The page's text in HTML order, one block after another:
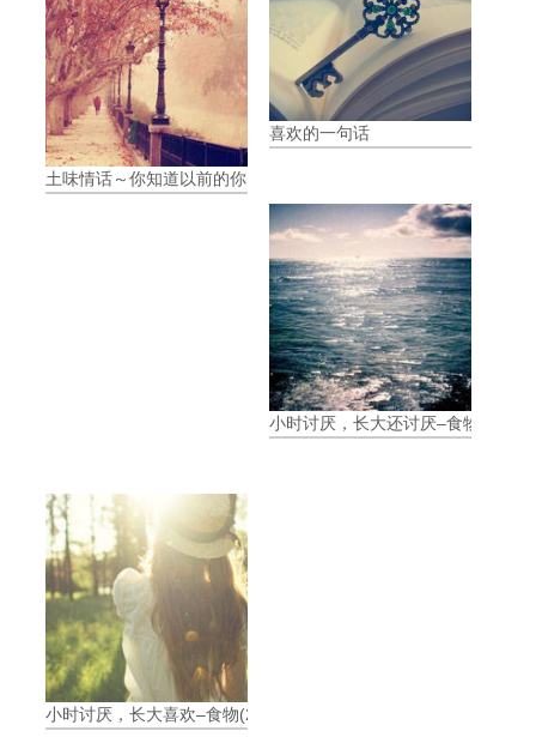
土味情话～你知道以前的你多可爱吗？
喜欢的一句话
小时讨厌，长大还讨厌–食物(3)
小时讨厌，长大喜欢–食物(2)